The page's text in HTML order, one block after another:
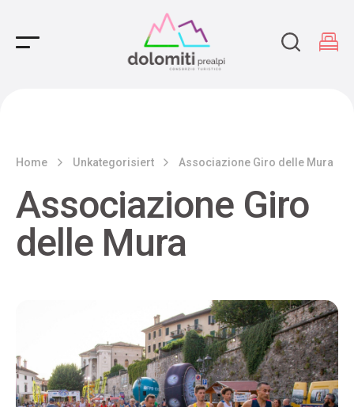
Main Navigation
Home Unkategorisiert Associazione Giro delle Mura
Associazione Giro
delle Mura